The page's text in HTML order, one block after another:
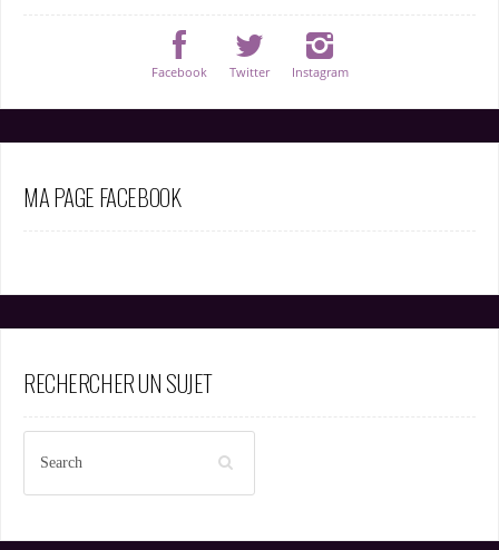
Facebook Twitter Instagram
MA PAGE FACEBOOK
RECHERCHER UN SUJET